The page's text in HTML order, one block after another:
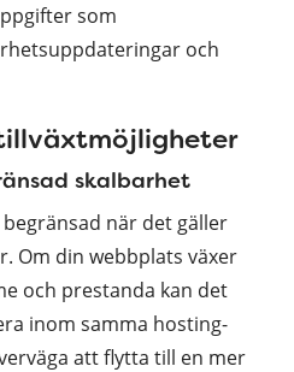
som
och
skalbarhet
när det gäller
Om din webbplats växer
och prestanda kan det
inom samma hosting-
att flytta till en mer